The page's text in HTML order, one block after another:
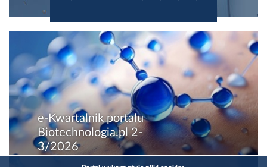
e-Kwartalnik portalu
Biotechnologia.pl 2-
3/2026